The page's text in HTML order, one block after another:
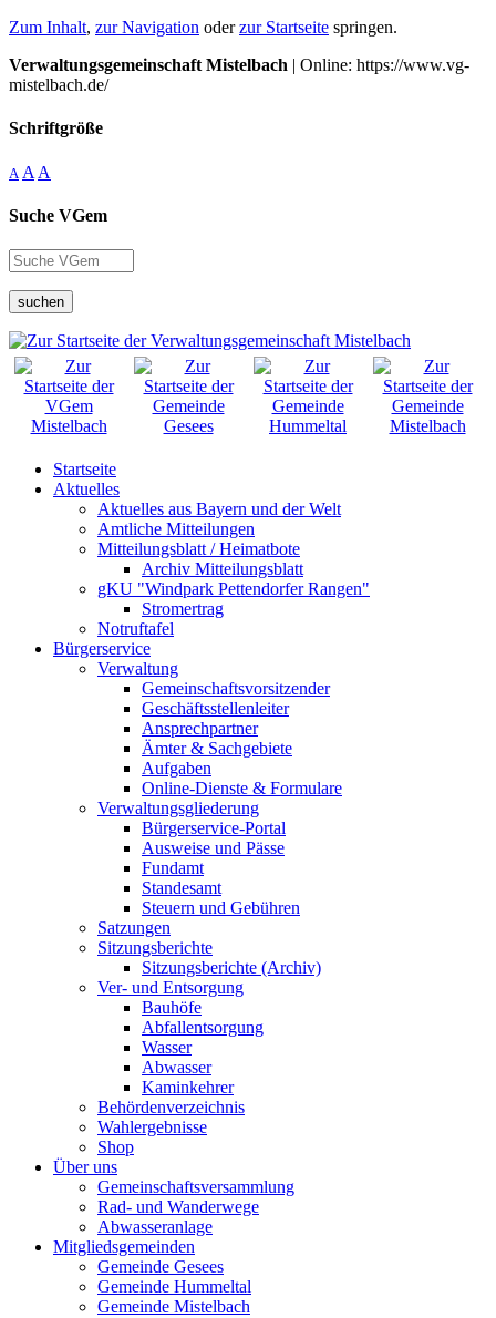
Zum Inhalt, zur Navigation oderzur Startseite springen.
Verwaltungsgemeinschaft Mistelbach | Online: https://www.vg-
mistelbach.de/
Schriftgröße
A A A
Suche VGem
suchen
Startseite
Aktuelles
Aktuelles aus Bayern und der Welt
Amtliche Mitteilungen
Mitteilungsblatt / Heimatbote
Archiv Mitteilungsblatt
gKU "Windpark Pettendorfer Rangen"
Stromertrag
Notruftafel
Bürgerservice
Verwaltung
Gemeinschaftsvorsitzender
Geschäftsstellenleiter
Ansprechpartner
Ämter & Sachgebiete
Aufgaben
Online-Dienste & Formulare
Verwaltungsgliederung
Bürgerservice-Portal
Ausweise und Pässe
Fundamt
Standesamt
Steuern und Gebühren
Satzungen
Sitzungsberichte
Sitzungsberichte (Archiv)
Ver- und Entsorgung
Bauhöfe
Abfallentsorgung
Wasser
Abwasser
Kaminkehrer
Behördenverzeichnis
Wahlergebnisse
Shop
Über uns
Gemeinschaftsversammlung
Rad- und Wanderwege
Abwasseranlage
Mitgliedsgemeinden
Gemeinde Gesees
Gemeinde Hummeltal
Gemeinde Mistelbach